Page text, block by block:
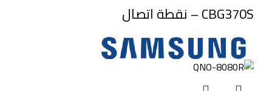
CBG370S – نقطة اتصال